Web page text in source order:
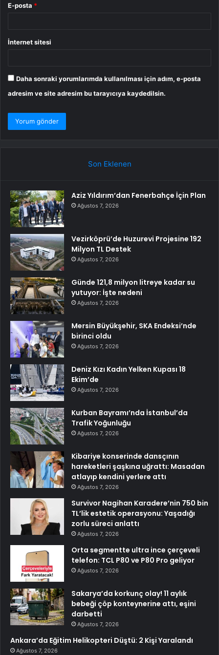
E-posta *
İnternet sitesi
Daha sonraki yorumlarımda kullanılması için adım, e-posta
adresim ve site adresim bu tarayıcıya kaydedilsin.
Son Eklenen
Aziz Yıldırım’dan Fenerbahçe İçin Plan
Ağustos 7, 2026
Vezirköprü’de Huzurevi Projesine 192
Milyon TL Destek
Ağustos 7, 2026
Günde 121,8 milyon litreye kadar su
yutuyor: İşte nedeni
Ağustos 7, 2026
Mersin Büyükşehir, SKA Endeksi’nde
birinci oldu
Ağustos 7, 2026
Deniz Kızı Kadın Yelken Kupası 18
Ekim’de
Ağustos 7, 2026
Kurban Bayramı’nda İstanbul’da
Trafik Yoğunluğu
Ağustos 7, 2026
Kibariye konserinde dansçının
hareketleri şaşkına uğrattı: Masadan
atlayıp kendini yerlere attı
Ağustos 7, 2026
Survivor Nagihan Karadere’nin 750 bin
TL’lik estetik operasyonu: Yaşadığı
zorlu süreci anlattı
Ağustos 7, 2026
Orta segmentte ultra ince çerçeveli
telefon: TCL P80 ve P80 Pro geliyor
Ağustos 7, 2026
Sakarya’da korkunç olay! 11 aylık
bebeği çöp konteynerine attı, eşini
darbetti
Ağustos 7, 2026
Ankara’da Eğitim Helikopteri Düştü: 2 Kişi Yaralandı
Ağustos 7, 2026